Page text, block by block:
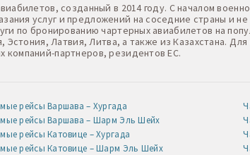
созданный в 2014 году. С началом
услуг и предложений на соседние страны и
по бронированию чартерных авиабилетов на
Латвия, Литва, а также из Казахстана.
партнеров, резидентов ЕС.
рейсы Варшава – Хургада
рейсы Варшава – Шарм Эль Шейх
рейсы Катовице – Хургада
рейсы Катовице – Шарм Эль Шейх